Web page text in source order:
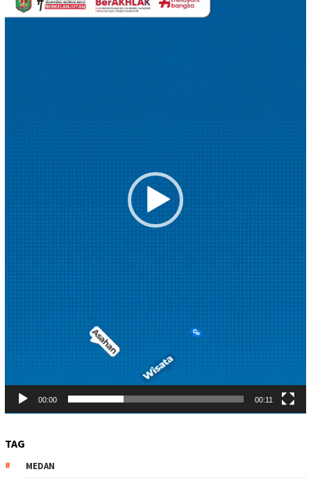
Video
00:00 00:11
TAG
MEDAN